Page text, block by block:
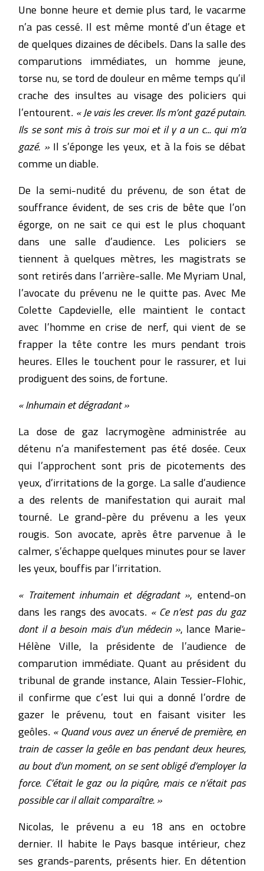
Une bonne heure et demie plus tard, le vacarme
n’a pas cessé. Il est même monté d’un étage et
de quelques dizaines de décibels. Dans la salle des
comparutions immédiates, un homme jeune,
torse nu, se tord de douleur en même temps qu’il
crache des insultes au visage des policiers qui
l’entourent. « Je vais les crever. Ils m’ont gazé putain.
Ils se sont mis à trois sur moi et il y a un c... qui m’a
gazé. »Il s’éponge les yeux, et à la fois se débat
comme un diable.
De la semi-nudité du prévenu, de son état de
souffrance évident, de ses cris de bête que l’on
égorge, on ne sait ce qui est le plus choquant
dans une salle d’audience. Les policiers se
tiennent à quelques mètres, les magistrats se
sont retirés dans l’arrière-salle. Me Myriam Unal,
l’avocate du prévenu ne le quitte pas. Avec Me
Colette Capdevielle, elle maintient le contact
avec l’homme en crise de nerf, qui vient de se
frapper la tête contre les murs pendant trois
heures. Elles le touchent pour le rassurer, et lui
prodiguent des soins, de fortune.
« Inhumain et dégradant »
La dose de gaz lacrymogène administrée au
détenu n’a manifestement pas été dosée. Ceux
qui l’approchent sont pris de picotements des
yeux, d’irritations de la gorge. La salle d’audience
a des relents de manifestation qui aurait mal
tourné. Le grand-père du prévenu a les yeux
rougis. Son avocate, après être parvenue à le
calmer, s’échappe quelques minutes pour se laver
les yeux, bouffis par l’irritation.
« Traitement inhumain et dégradant », entend-on
dans les rangs des avocats. « Ce n’est pas du gaz
dont il a besoin mais d’un médecin », lance Marie-
Hélène Ville, la présidente de l’audience de
comparution immédiate. Quant au président du
tribunal de grande instance, Alain Tessier-Flohic,
il confirme que c’est lui qui a donné l’ordre de
gazer le prévenu, tout en faisant visiter les
geôles. « Quand vous avez un énervé de première, en
train de casser la geôle en bas pendant deux heures,
au bout d’un moment, on se sent obligé d’employer la
force. C’était le gaz ou la piqûre, mais ce n’était pas
possible car il allait comparaître. »
Nicolas, le prévenu a eu 18 ans en octobre
dernier. Il habite le Pays basque intérieur, chez
ses grands-parents, présents hier. En détention